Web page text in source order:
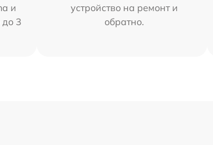
и
до 3
устройство на ремонт и
обратно.